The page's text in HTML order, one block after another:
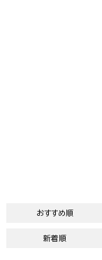
おすすめ順
新着順